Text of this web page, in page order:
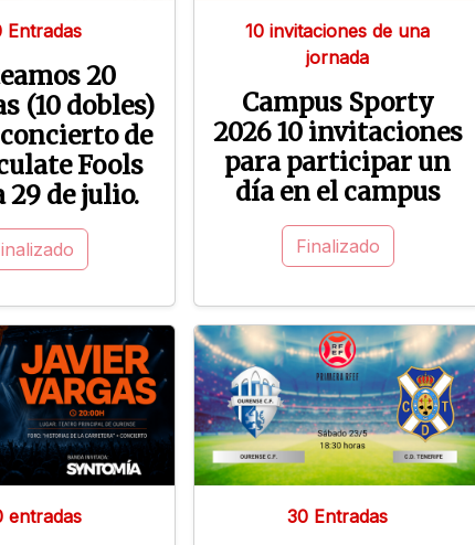
Entradas
20
(10 dobles)
de
Fools
29 de julio.
10 invitaciones de una
jornada
Campus Sporty
2026 10 invitaciones
para participar un
día en el campus
Finalizado
entradas 30 Entradas